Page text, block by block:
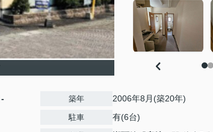
- 築年 2006年8月(築20年)
駐車 有(6台)